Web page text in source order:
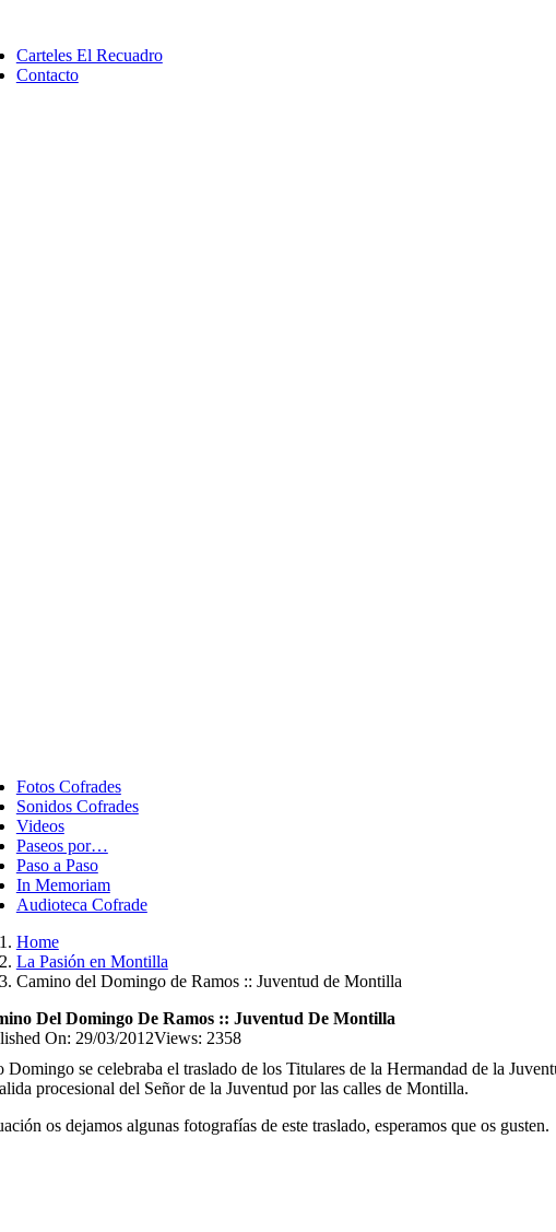
contenido
Carteles El Recuadro
Contacto
Fotos Cofrades
Sonidos Cofrades
Videos
Paseos por…
Paso a Paso
In Memoriam
Audioteca Cofrade
Home
La Pasión en Montilla
Camino del Domingo de Ramos :: Juventud de Montilla
Del Domingo De Ramos :: Juventud De Montilla
On: 29/03/2012Views: 2358
Domingo se celebraba el traslado de los Titulares de la Hermandad de la
procesional del Señor de la Juventud por las calles de Montilla.
os dejamos algunas fotografías de este traslado, esperamos que os gusten.